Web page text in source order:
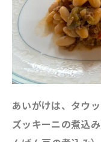
あいがけは、タウ
ズッキーニの煮込